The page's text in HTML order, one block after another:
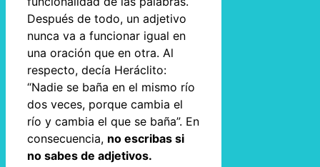
Después de todo, un adjetivo
nunca va a funcionar igual en
una oración que en otra. Al
respecto, decía Heráclito:
“Nadie se baña en el mismo río
dos veces, porque cambia el
río y cambia el que se baña”. En
consecuencia, no escribas si
no sabes de adjetivos.